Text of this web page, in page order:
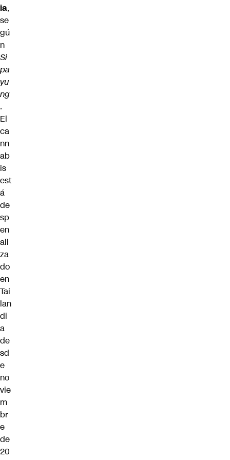
ia,
se
gú
n
Si
pa
yu
ng
.
El
ca
nn
ab
is
est
á
de
sp
en
ali
za
do
en
Tai
lan
di
a
de
sd
e
no
vie
m
br
e
de
20